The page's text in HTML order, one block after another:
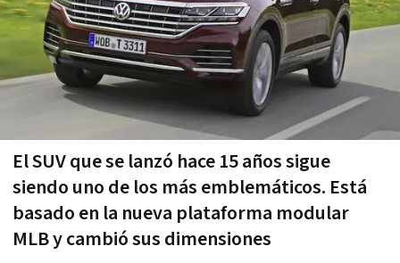
El SUV que se lanzó hace 15 años sigue
siendo uno de los más emblemáticos. Está
basado en la nueva plataforma modular
MLB y cambió sus dimensiones